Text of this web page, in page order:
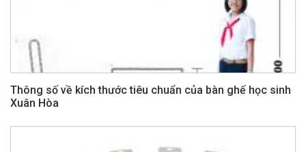
Thông số về kích thước tiêu chuẩn của bàn ghế học sinh
Xuân Hòa